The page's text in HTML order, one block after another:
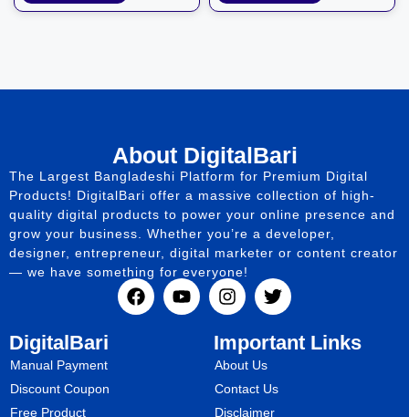
About DigitalBari
The Largest Bangladeshi Platform for Premium Digital
Products! DigitalBari offer a massive collection of high-
quality digital products to power your online presence and
grow your business. Whether you’re a developer,
designer, entrepreneur, digital marketer or content creator
— we have something for everyone!
DigitalBari
Manual Payment
Discount Coupon
Free Product
Important Links
About Us
Contact Us
Disclaimer